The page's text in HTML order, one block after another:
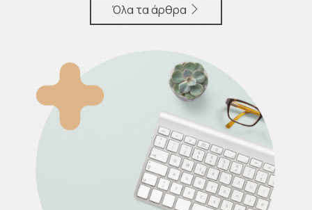
Όλα τα άρθρα